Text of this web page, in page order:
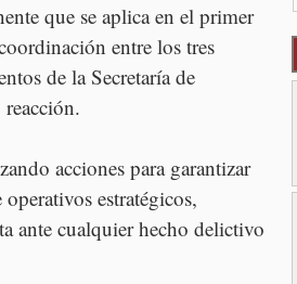
que se aplica en el primer
entre los tres
de la Secretaría de
acciones para garantizar
estratégicos,
ante cualquier hecho delictivo